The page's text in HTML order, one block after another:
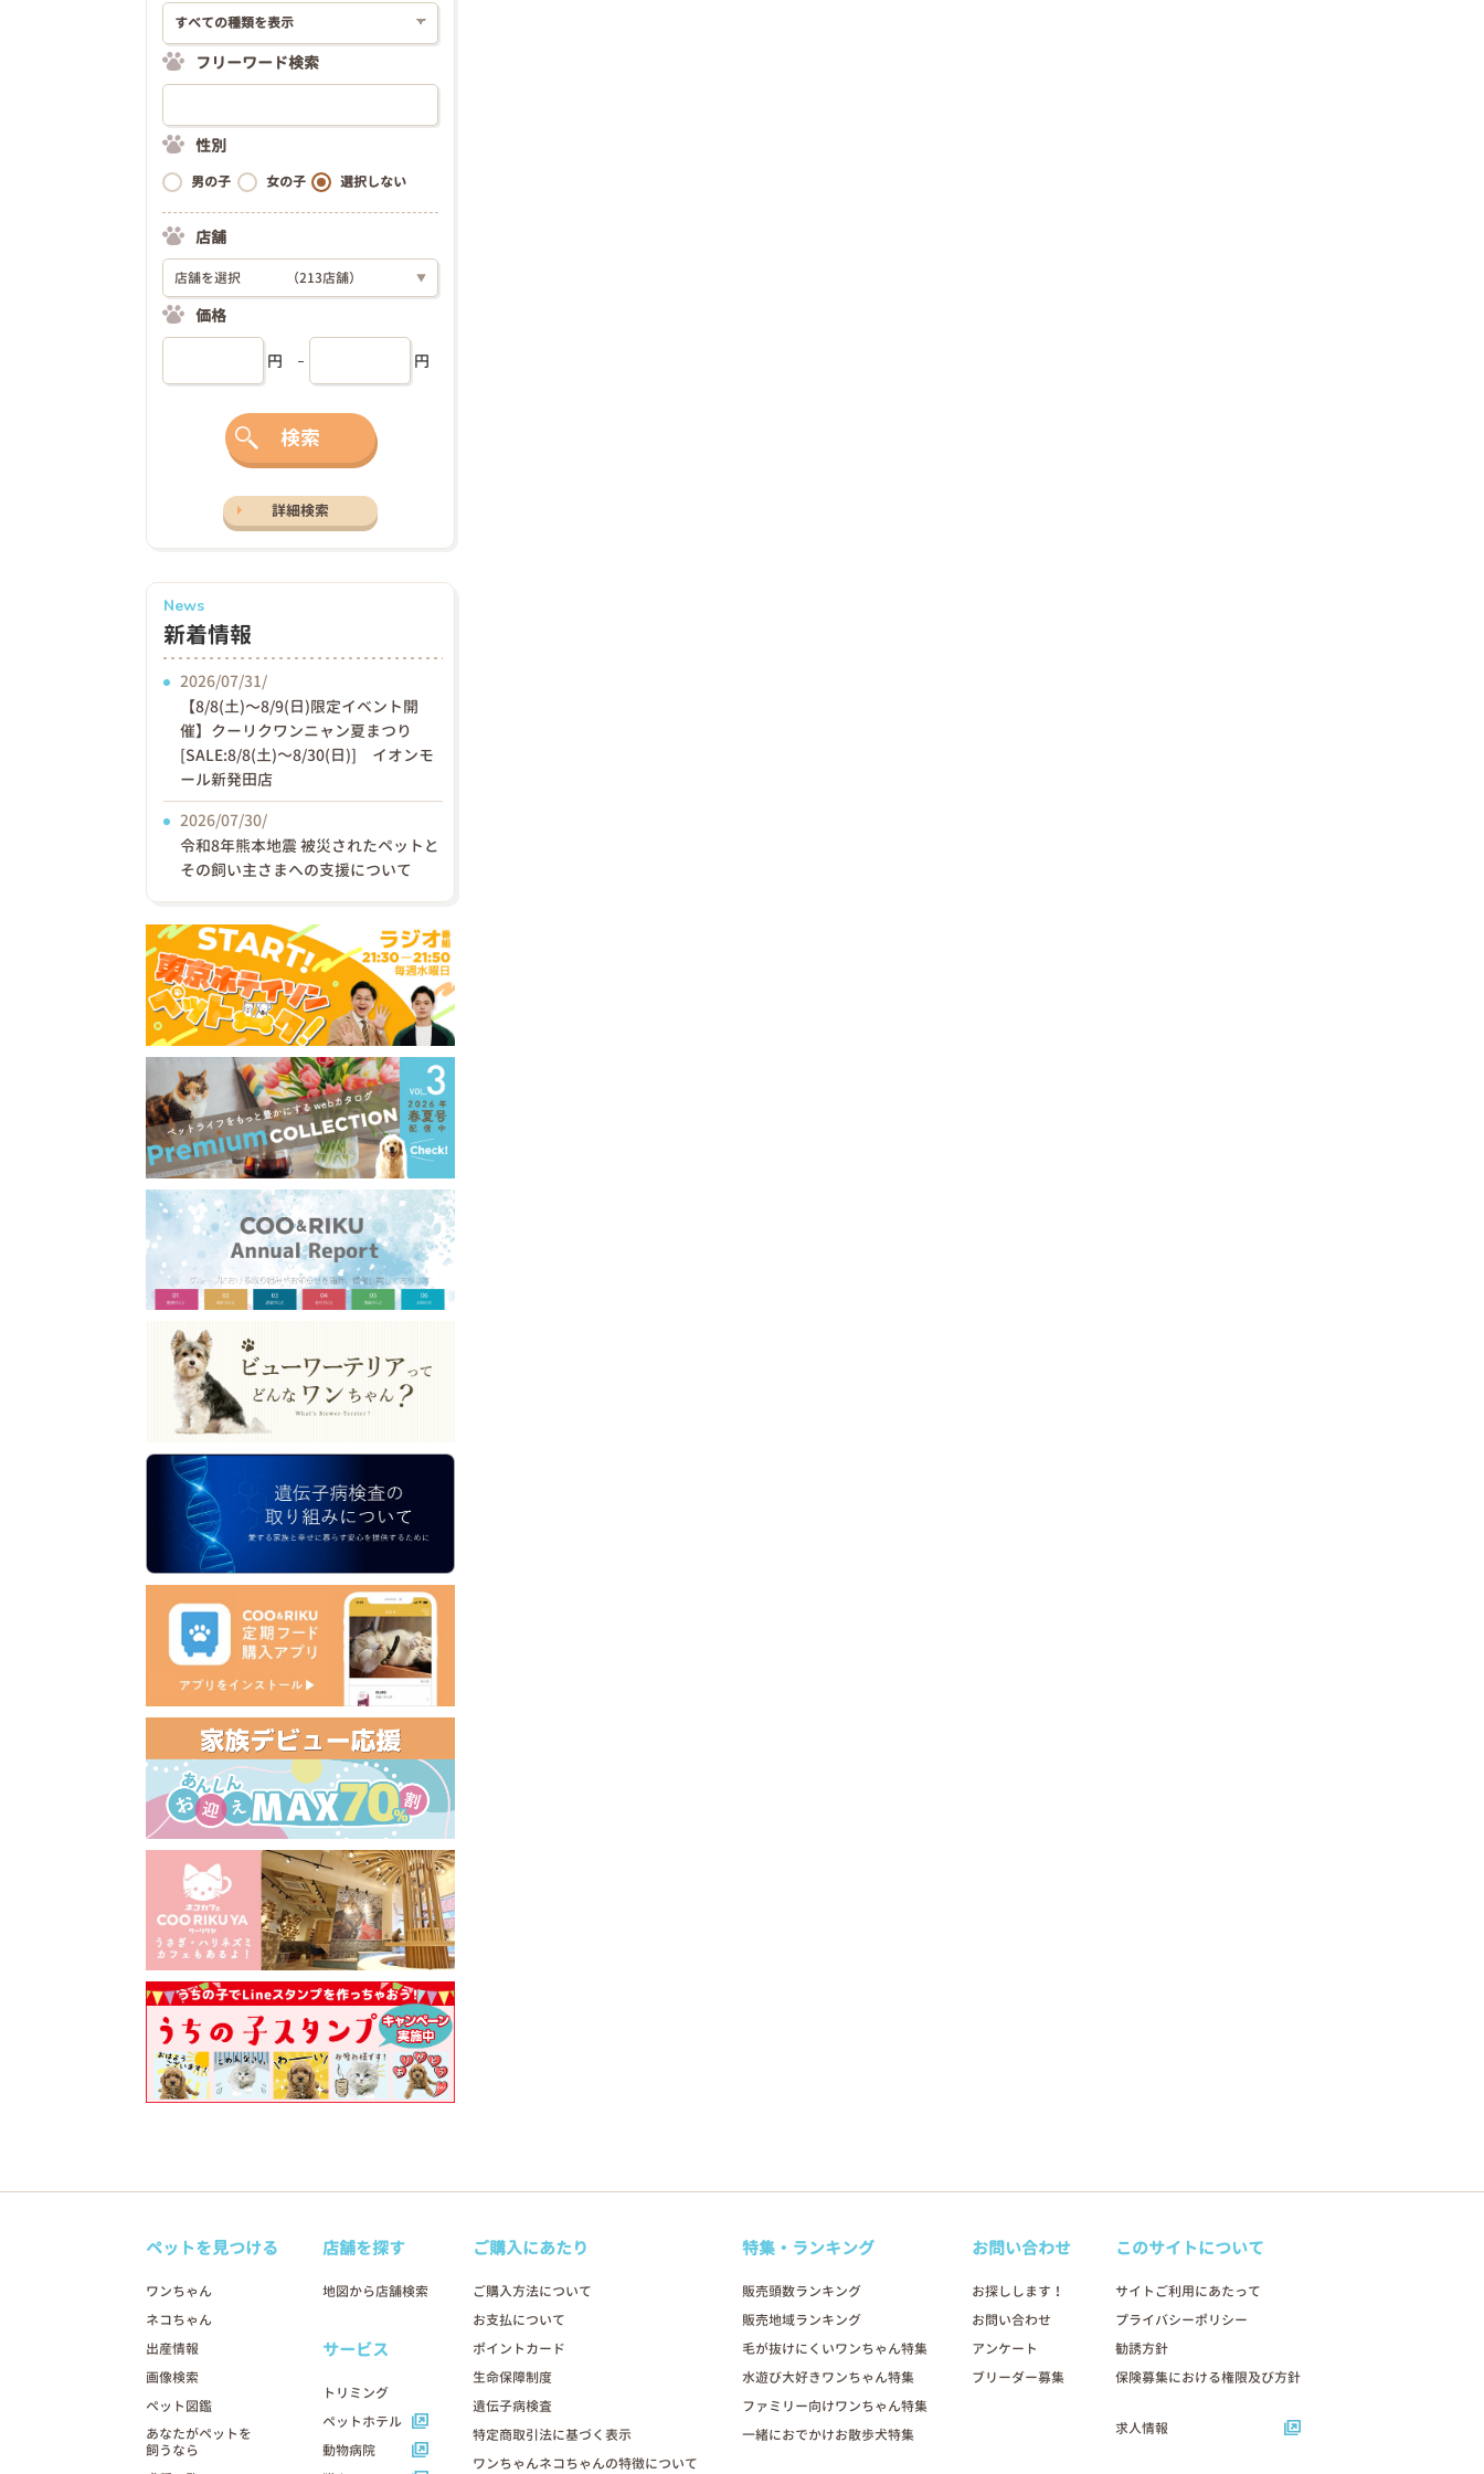
フリーワード検索
性別
男の子 女の子 選択しない
店舗
店舗を選択 （213店舗） ▼
価格
円 円
検索
詳細検索
News
新着情報
2026/07/31/
【8/8(土)〜8/9(日)限定イベント開
催】クーリクワンニャン夏まつり
[SALE:8/8(土)～8/30(日)] イオンモ
ール新発田店
2026/07/30/
令和8年熊本地震 被災されたペットと
その飼い主さまへの支援について
ペットを見つける
ワンちゃん
ネコちゃん
出産情報
画像検索
ペット図鑑
あなたがペットを
飼うなら
店舗を探す
地図から店舗検索
サービス
トリミング
ペットホテル
動物病院
ご購入にあたり
ご購入方法について
お支払について
ポイントカード
生命保障制度
遺伝子病検査
特定商取引法に基づく表示
ワンちゃんネコちゃんの特徴について
特集・ランキング
販売頭数ランキング
販売地域ランキング
毛が抜けにくいワンちゃん特集
水遊び大好きワンちゃん特集
ファミリー向けワンちゃん特集
一緒におでかけお散歩犬特集
お問い合わせ
お探しします！
お問い合わせ
アンケート
ブリーダー募集
このサイトについて
サイトご利用にあたって
プライバシーポリシー
勧誘方針
保険募集における権限及び方針
求人情報